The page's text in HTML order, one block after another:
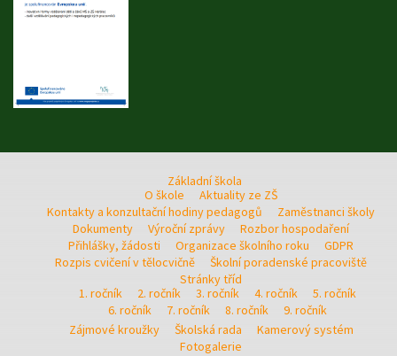
Základní škola
O škole
Aktuality ze ZŠ
Kontakty a konzultační hodiny pedagogů
Zaměstnanci školy
Dokumenty
Výroční zprávy
Rozbor hospodaření
Přihlášky, žádosti
Organizace školního roku
GDPR
Rozpis cvičení v tělocvičně
Školní poradenské pracoviště
Stránky tříd
1. ročník
2. ročník 3. ročník 4. ročník
5. ročník
6. ročník
7. ročník 8. ročník
9. ročník
Zájmové kroužky
Školská rada
Kamerový systém
Fotogalerie